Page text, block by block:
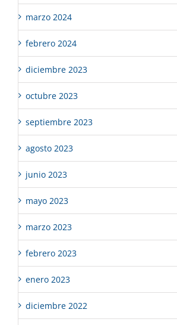
marzo 2024
febrero 2024
diciembre 2023
octubre 2023
septiembre 2023
agosto 2023
junio 2023
mayo 2023
marzo 2023
febrero 2023
enero 2023
diciembre 2022